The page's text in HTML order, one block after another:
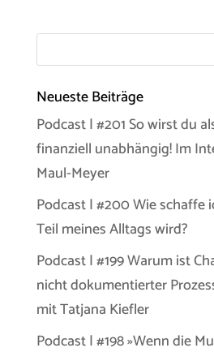
Neueste Beiträge
Podcast | #201 So wirst du
finanziell unabhängig! Im
Maul-Meyer
Podcast | #200 Wie schaffe
Teil meines Alltags wird?
Podcast | #199 Warum ist
nicht dokumentierter
mit Tatjana Kiefler
Podcast | #198 »Wenn die